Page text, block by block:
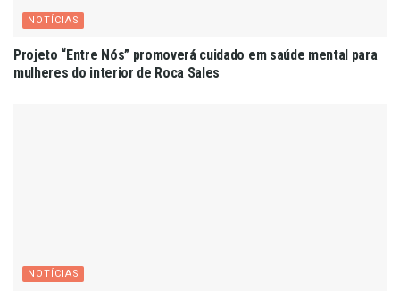
NOTÍCIAS
Projeto “Entre Nós” promoverá cuidado em saúde mental para
mulheres do interior de Roca Sales
NOTÍCIAS